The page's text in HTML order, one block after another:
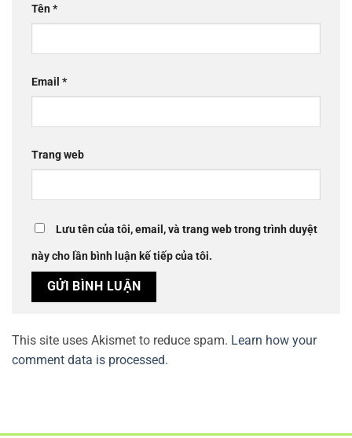
Tên*
Email *
Trang web
Lưu tên của tôi, email, và trang web trong trình duyệt
này cho lần bình luận kế tiếp của tôi.
This site uses Akismet to reduce spam. Learn how your
comment data is processed.